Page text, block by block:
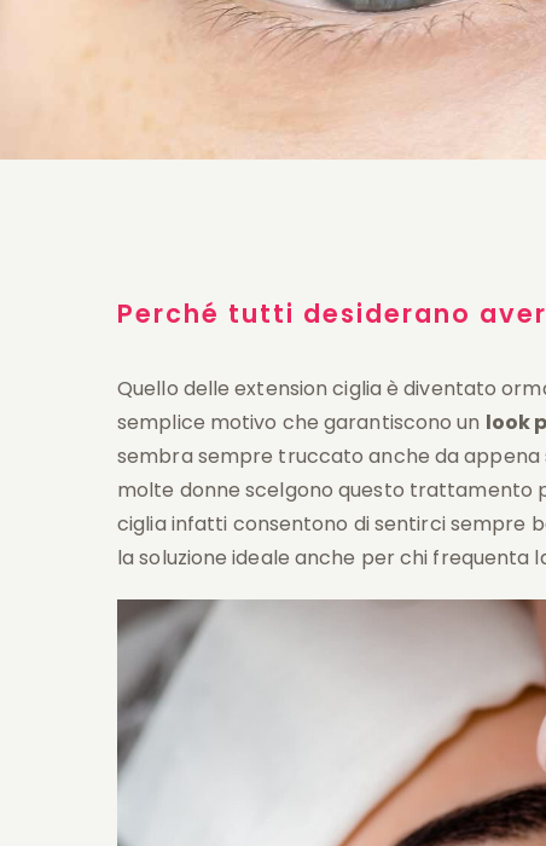
Perché tutti desiderano
Quello delle extension ciglia è diventato
semplice motivo che garantiscono un look
sembra sempre truccato anche da appena
molte donne scelgono questo trattamento
ciglia infatti consentono di sentirci sempre
la soluzione ideale anche per chi frequenta